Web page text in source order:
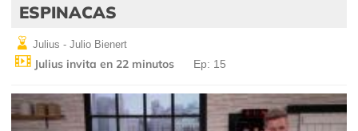
ESPINACAS
Julius - Julio Bienert
Julius invita en 22 minutos Ep: 15